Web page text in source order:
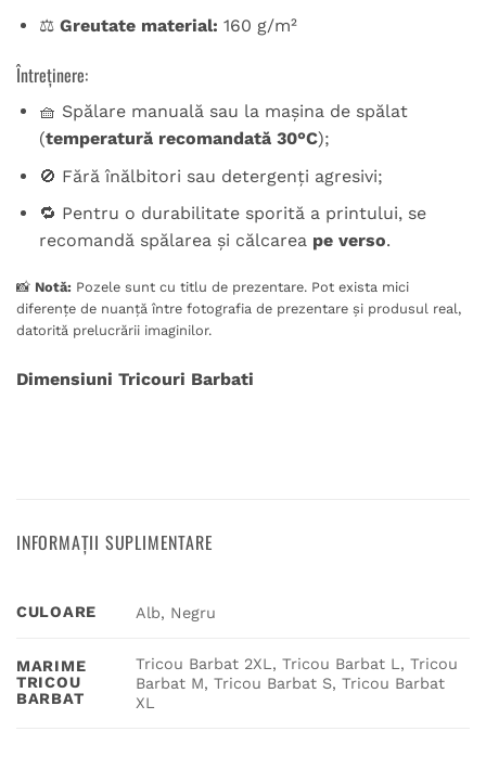
⚖️ Greutate material: 160 g/m²
Întreținere:
🧺 Spălare manuală sau la mașina de spălat
(temperatură recomandată 30°C);
🚫 Fără înălbitori sau detergenți agresivi;
🔁 Pentru o durabilitate sporită a printului, se
recomandă spălarea și călcarea pe verso.
📸 Notă: Pozele sunt cu titlu de prezentare. Pot exista mici
diferențe de nuanță între fotografia de prezentare și produsul real,
datorită prelucrării imaginilor.
Dimensiuni Tricouri Barbati
INFORMAȚII SUPLIMENTARE
CULOARE Alb, Negru
MARIME
TRICOU
BARBAT
Tricou Barbat 2XL, Tricou Barbat L, Tricou
Barbat M, Tricou Barbat S, Tricou Barbat
XL